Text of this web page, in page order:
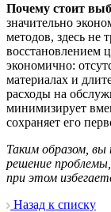
Почему стоит
значительно
методов, здесь не
восстановлением
экономично:
материалах и
расходы на
минимизирует
сохраняет его
Таким образом,
решение
при этом
Назад к списку